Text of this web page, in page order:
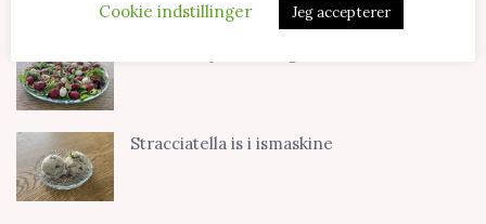
Stracciatella is i ismaskine
Cookie indstillinger
Jeg accepterer